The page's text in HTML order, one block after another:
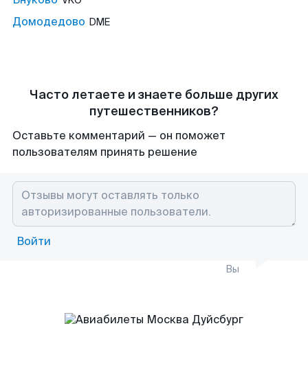
Домодедово DME
Часто летаете и знаете больше других
путешественников?
Оставьте комментарий — он поможет
пользователям принять решение
Войти
Вы